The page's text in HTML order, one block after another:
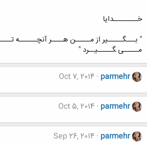
خــــــــدایا
" بـــﮕـــــﻴﺮ ﺍﺯ ﻣـــــﻦ ﻫــــﺮ آﻧﭽــــــﻪ
مـــــی ﮕـــــﻴــﺮﺩ "
parmehr
Oct 7, 2014
parmehr
Oct 5, 2014
parmehr
Sep 26, 2014